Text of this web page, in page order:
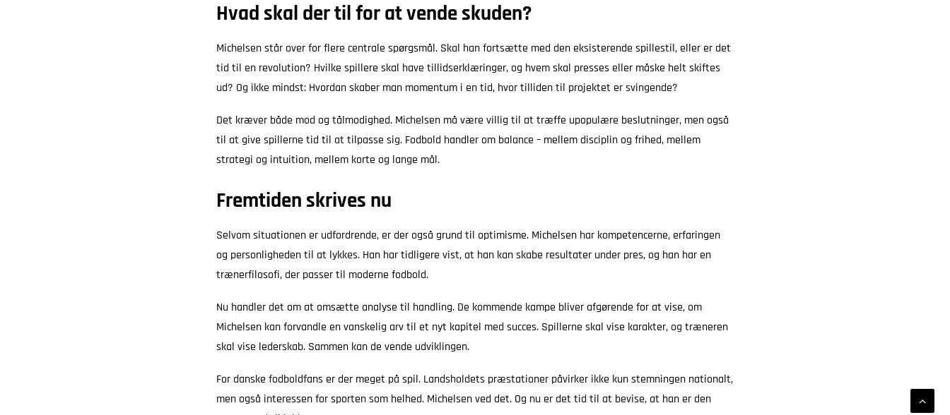
Hvad skal der til for at vende skuden?
Michelsen står over for flere centrale spørgsmål. Skal han fortsætte med den eksisterende spillestil, eller er det
tid til en revolution? Hvilke spillere skal have tillidserklæringer, og hvem skal presses eller måske helt skiftes
ud? Og ikke mindst: Hvordan skaber man momentum i en tid, hvor tilliden til projektet er svingende?
Det kræver både mod og tålmodighed. Michelsen må være villig til at træffe upopulære beslutninger, men også
til at give spillerne tid til at tilpasse sig. Fodbold handler om balance – mellem disciplin og frihed, mellem
strategi og intuition, mellem korte og lange mål.
Fremtiden skrives nu
Selvom situationen er udfordrende, er der også grund til optimisme. Michelsen har kompetencerne, erfaringen
og personligheden til at lykkes. Han har tidligere vist, at han kan skabe resultater under pres, og han har en
trænerfilosofi, der passer til moderne fodbold.
Nu handler det om at omsætte analyse til handling. De kommende kampe bliver afgørende for at vise, om
Michelsen kan forvandle en vanskelig arv til et nyt kapitel med succes. Spillerne skal vise karakter, og træneren
skal vise lederskab. Sammen kan de vende udviklingen.
For danske fodboldfans er der meget på spil. Landsholdets præstationer påvirker ikke kun stemningen nationalt,
men også interessen for sporten som helhed. Michelsen ved det. Og nu er det tid til at bevise, at han er den